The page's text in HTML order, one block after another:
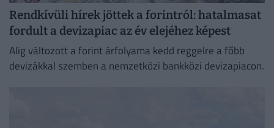
Rendkívüli hírek jöttek a forintról: hatalmasat
fordult a devizapiac az év elejéhez képest
Alig változott a forint árfolyama kedd reggelre a főbb
devizákkal szemben a nemzetközi bankközi devizapiacon.